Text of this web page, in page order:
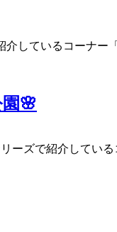
介しているコーナー
🌸
ーズで紹介してい